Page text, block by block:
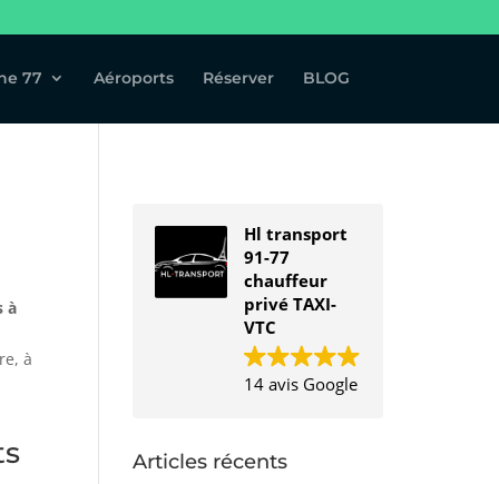
77 Aéroports Réserver BLOG
à
à
Hl transport
91-77
chauffeur
privé TAXI-
VTC
14 avis Google
Articles récents